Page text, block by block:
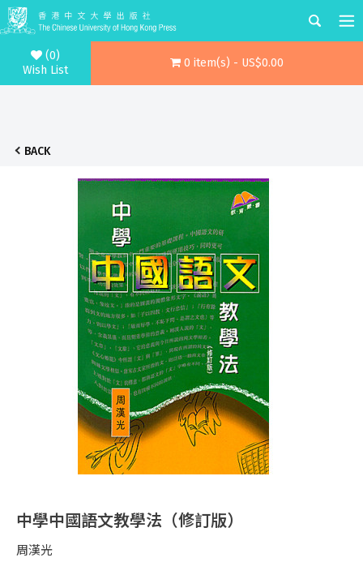
(0)
Wish List
0 item(s) - US$0.00
BACK
中學中國語文教學法（修訂版）
周漢光